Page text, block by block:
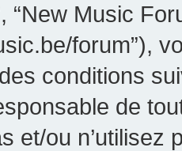
“New Music
forum”),
conditions
de
et/ou